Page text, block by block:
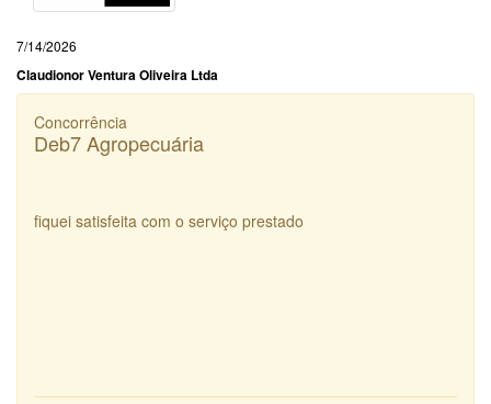
7/14/2026
Claudionor Ventura Oliveira Ltda
Concorrência
Deb7 Agropecuária
fiquei satisfeita com o serviço prestado